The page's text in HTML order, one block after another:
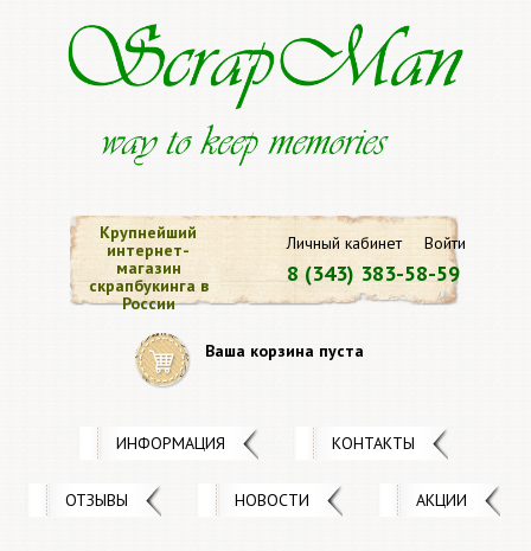
Личный кабинет Войти
8 (343) 383-58-59
Крупнейший
интернет-
магазин
скрапбукинга в
России
Ваша корзина пуста
ИНФОРМАЦИЯ КОНТАКТЫ
ОТЗЫВЫ НОВОСТИ АКЦИИ